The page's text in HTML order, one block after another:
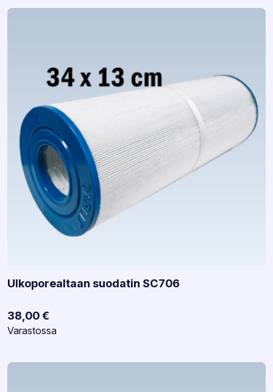
Ulkoporealtaan suodatin SC706
38,00€
Varastotilanne:
Varastossa